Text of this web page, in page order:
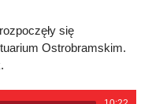
się
Ostrobramskim.